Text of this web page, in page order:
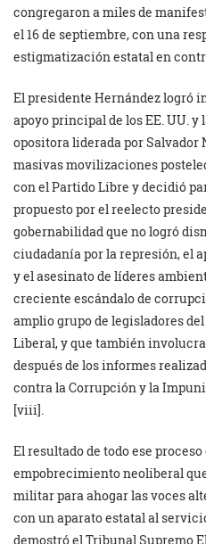
congregaron a miles de
el 16 de septiembre, con una
estigmatización estatal en
El presidente Hernández logró
apoyo principal de los EE. UU. y
opositora liderada por Salvador
masivas movilizaciones
con el Partido Libre y decidió
propuesto por el reelecto
gobernabilidad que no logró
ciudadanía por la represión, el
y el asesinato de líderes
creciente escándalo de
amplio grupo de legisladores
Liberal, y que también
después de los informes
contra la Corrupción y la
[viii].
El resultado de todo ese
empobrecimiento neoliberal
militar para ahogar las voces
con un aparato estatal al
demostró el Tribunal Supremo